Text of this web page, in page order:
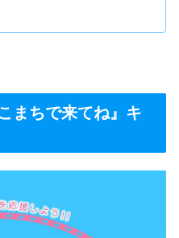
まちで来てね』キ